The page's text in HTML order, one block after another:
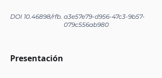
DOI 10.46898/rfb. a3e57e79-d956-47c3-9b57-
079c556ab980
Presentación